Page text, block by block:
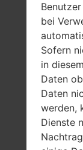
bei
Sofern
in
Daten
Daten
werden,
Dienste